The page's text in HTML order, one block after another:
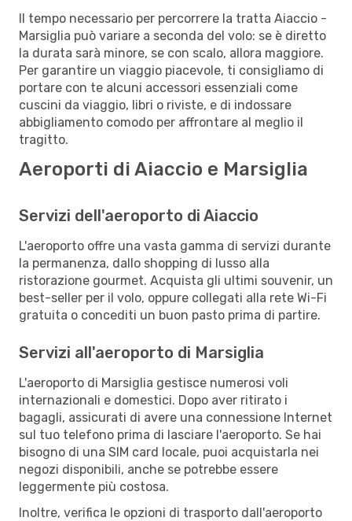
Il tempo necessario per percorrere la tratta Aiaccio -
Marsiglia può variare a seconda del volo: se è diretto
la durata sarà minore, se con scalo, allora maggiore.
Per garantire un viaggio piacevole, ti consigliamo di
portare con te alcuni accessori essenziali come
cuscini da viaggio, libri o riviste, e di indossare
abbigliamento comodo per affrontare al meglio il
tragitto.
Aeroporti di Aiaccio e Marsiglia
Servizi dell'aeroporto di Aiaccio
L'aeroporto offre una vasta gamma di servizi durante
la permanenza, dallo shopping di lusso alla
ristorazione gourmet. Acquista gli ultimi souvenir, un
best-seller per il volo, oppure collegati alla rete Wi-Fi
gratuita o concediti un buon pasto prima di partire.
Servizi all'aeroporto di Marsiglia
L'aeroporto di Marsiglia gestisce numerosi voli
internazionali e domestici. Dopo aver ritirato i
bagagli, assicurati di avere una connessione Internet
sul tuo telefono prima di lasciare l'aeroporto. Se hai
bisogno di una SIM card locale, puoi acquistarla nei
negozi disponibili, anche se potrebbe essere
leggermente più costosa.
Inoltre, verifica le opzioni di trasporto dall'aeroporto